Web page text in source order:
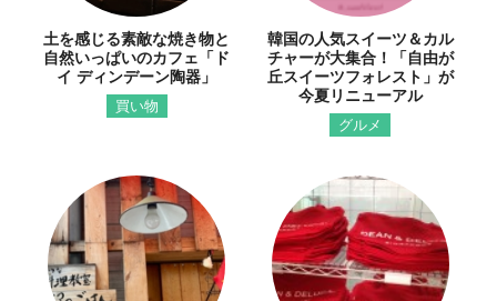
土を感じる素敵な焼き物と
自然いっぱいのカフェ「ド
イ ディンデーン陶器」
買い物
韓国の人気スイーツ＆カル
チャーが大集合！「自由が
丘スイーツフォレスト」が
今夏リニューアル
グルメ